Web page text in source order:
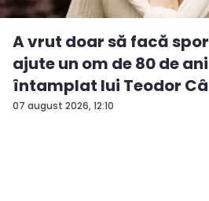
07 august 2026, 12:10
A vrut doar să facă
ajute un om de 80 de
întamplat lui Teodor
V...